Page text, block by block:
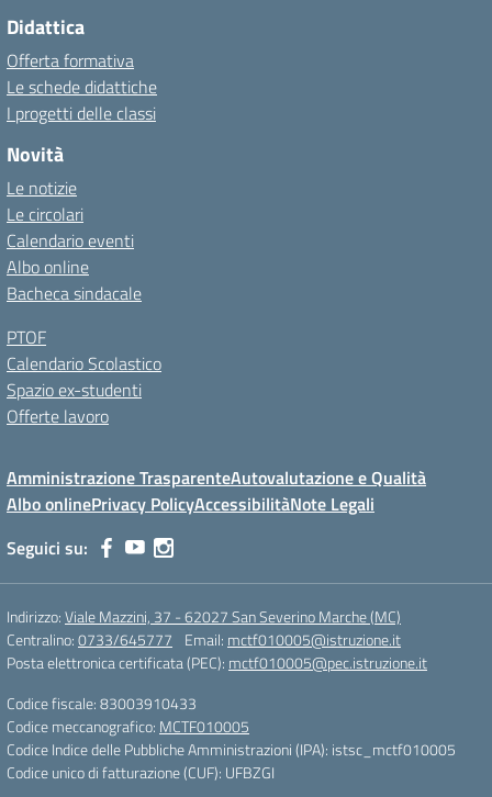
Didattica
Offerta formativa
Le schede didattiche
I progetti delle classi
Novità
Le notizie
Le circolari
Calendario eventi
Albo online
Bacheca sindacale
PTOF
Calendario Scolastico
Spazio ex-studenti
Offerte lavoro
Amministrazione TrasparenteAutovalutazione e Qualità
Albo onlinePrivacy PolicyAccessibilitàNote Legali
Seguici su:
Indirizzo:Viale Mazzini, 37 - 62027 San Severino Marche (MC)
Centralino:0733/645777 Email: mctf010005@istruzione.it
Posta elettronica certificata (PEC): mctf010005@pec.istruzione.it
Codice fiscale: 83003910433
Codice meccanografico: MCTF010005
Codice Indice delle Pubbliche Amministrazioni (IPA): istsc_mctf010005
Codice unico di fatturazione (CUF): UFBZGI